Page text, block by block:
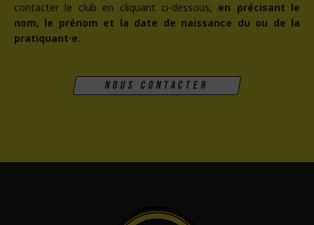
contacter le club en cliquant ci-dessous, en précisant le
nom, le prénom et la date de naissance du ou de la
pratiquant·e.
Nous contacter